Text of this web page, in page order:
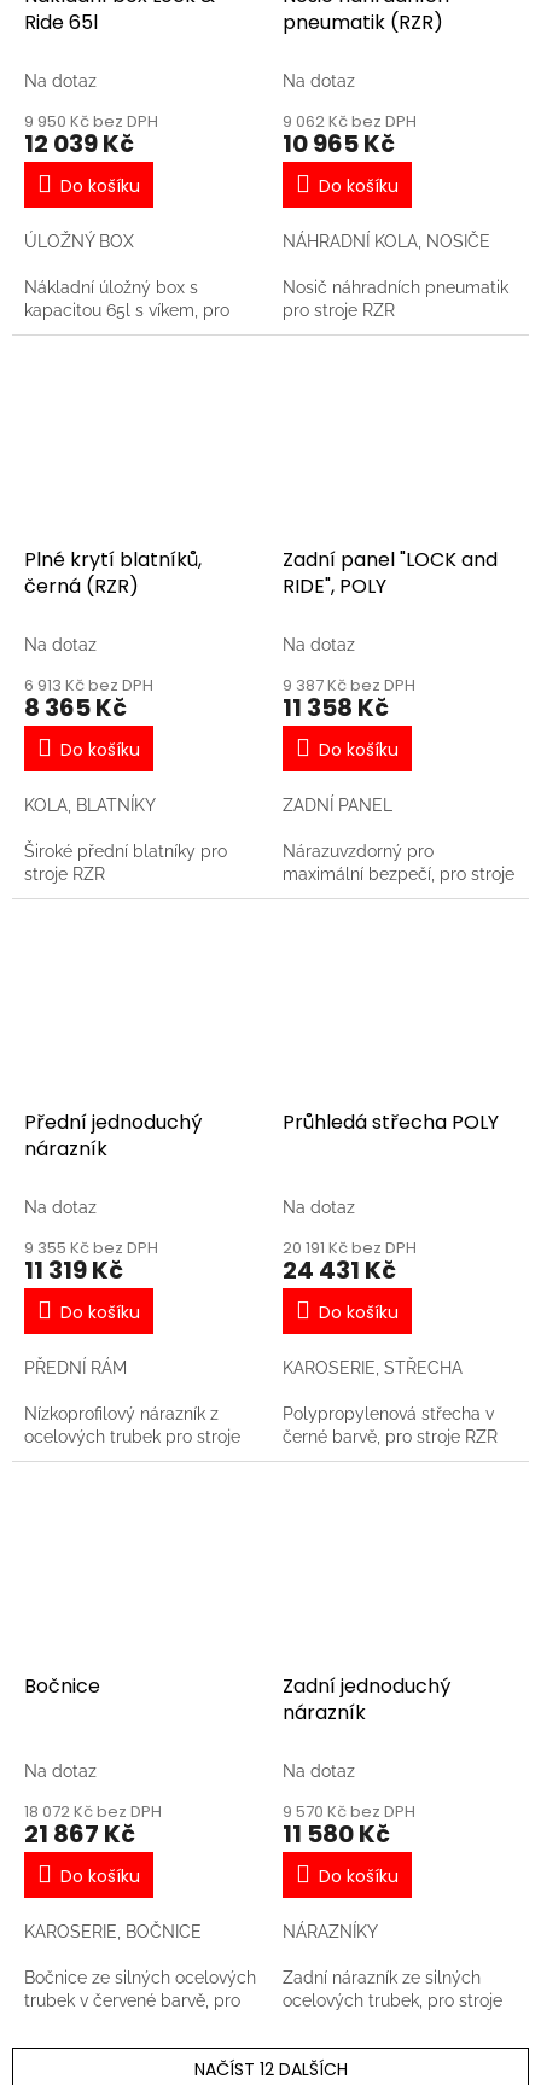
Ride 65l
Na dotaz
9 950 Kč bez DPH
12 039 Kč
Do košíku
ÚLOŽNÝ BOX
Nákladní úložný box s
kapacitou 65l s víkem, pro
stroje RZR
pneumatik (RZR)
Na dotaz
9 062 Kč bez DPH
10 965 Kč
Do košíku
NÁHRADNÍ KOLA, NOSIČE
Nosič náhradních pneumatik
pro stroje RZR
Plné krytí blatníků,
černá (RZR)
Na dotaz
6 913 Kč bez DPH
8 365 Kč
Do košíku
KOLA, BLATNÍKY
Široké přední blatníky pro
stroje RZR
Zadní panel "LOCK and
RIDE", POLY
Na dotaz
9 387 Kč bez DPH
11 358 Kč
Do košíku
ZADNÍ PANEL
Nárazuvzdorný pro
maximální bezpečí, pro stroje
RZR
Přední jednoduchý
nárazník
Na dotaz
9 355 Kč bez DPH
11 319 Kč
Do košíku
PŘEDNÍ RÁM
Nízkoprofilový nárazník z
ocelových trubek pro stroje
RZR
Průhledá střecha POLY
Na dotaz
20 191 Kč bez DPH
24 431 Kč
Do košíku
KAROSERIE, STŘECHA
Polypropylenová střecha v
černé barvě, pro stroje RZR
Bočnice
Na dotaz
18 072 Kč bez DPH
21 867 Kč
Do košíku
KAROSERIE, BOČNICE
Bočnice ze silných ocelových
trubek v červené barvě, pro
Zadní jednoduchý
nárazník
Na dotaz
9 570 Kč bez DPH
11 580 Kč
Do košíku
NÁRAZNÍKY
Zadní nárazník ze silných
ocelových trubek, pro stroje
NAČÍST 12 DALŠÍCH